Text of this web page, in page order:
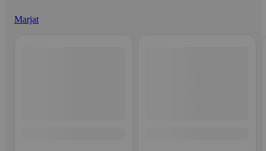
Marjat